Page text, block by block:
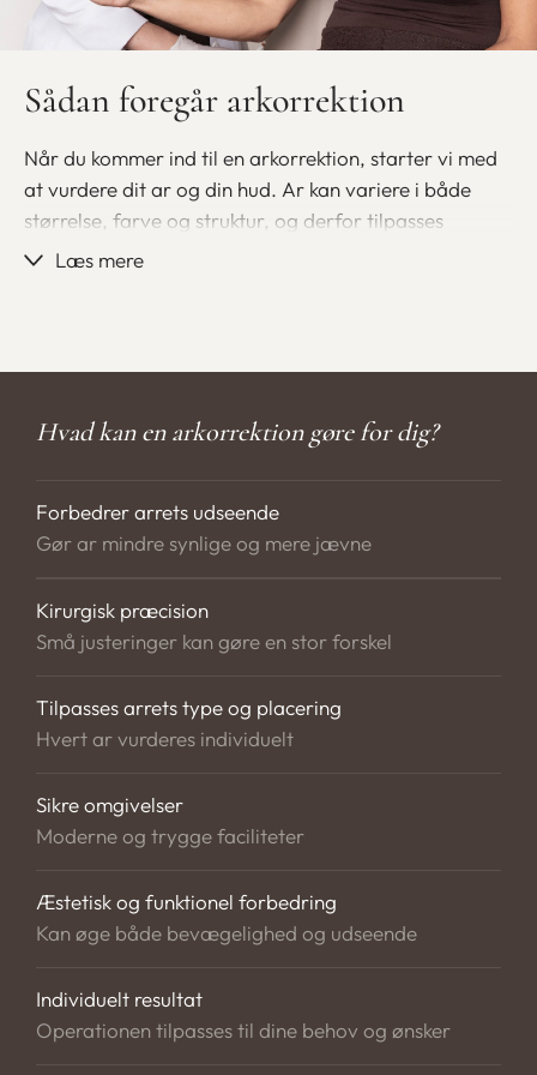
situationer
resultat
Book forundersøgelse Bliv medlem
Sådan foregår arkorrektion
Når du kommer ind til en arkorrektion, starter vi med
at vurdere dit ar og din hud. Ar kan variere i både
størrelse, farve og struktur, og derfor tilpasses
behandlingen altid individuelt. Vi gennemgår dine
Selve behandlingen afhænger af typen af ar, men kan
kombination. Ved kirurgisk arkorrektion fjernes eller
struktur og farve, så arret bliver mere jævnt og
mindre synligt. Under behandlingen vil du opleve let
kontrolleret proces.
eller ømhed i området, hvilket er en naturlig del af
helingen. Resultatet udvikler sig gradvist over tid,
For dig betyder det et ar, der fremstår mere diskret
og harmonisk i forhold til din hud.
Læs mere
Hvad kan en arkorrektion gøre for dig?
Forbedrer arrets udseende
Gør ar mindre synlige og mere jævne
Kirurgisk præcision
Små justeringer kan gøre en stor forskel
Tilpasses arrets type og placering
Hvert ar vurderes individuelt
Sikre omgivelser
Moderne og trygge faciliteter
Æstetisk og funktionel forbedring
Kan øge både bevægelighed og udseende
Individuelt resultat
Operationen tilpasses til dine behov og ønsker